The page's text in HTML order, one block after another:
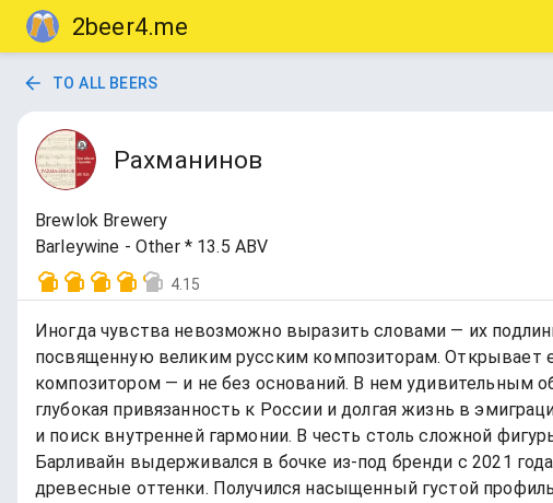
2beer4.me
TO ALL BEERS
Рахманинов
Brewlok Brewery
Barleywine - Other * 13.5 ABV
4.15
Иногда чувства невозможно выразить словами — их
посвященную великим русским композиторам.
композитором — и не без оснований. В нем удивительным
глубокая привязанность к России и долгая жизнь в
и поиск внутренней гармонии. В честь столь сложной
Барливайн выдерживался в бочке из-под бренди с 2021
древесные оттенки. Получился насыщенный густой